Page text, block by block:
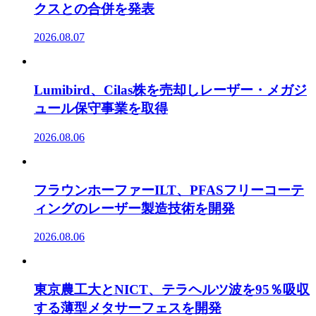
クスとの合併を発表
2026.08.07
Lumibird、Cilas株を売却しレーザー・メガジ
ュール保守事業を取得
2026.08.06
フラウンホーファーILT、PFASフリーコーテ
ィングのレーザー製造技術を開発
2026.08.06
東京農工大とNICT、テラヘルツ波を95％吸収
する薄型メタサーフェスを開発